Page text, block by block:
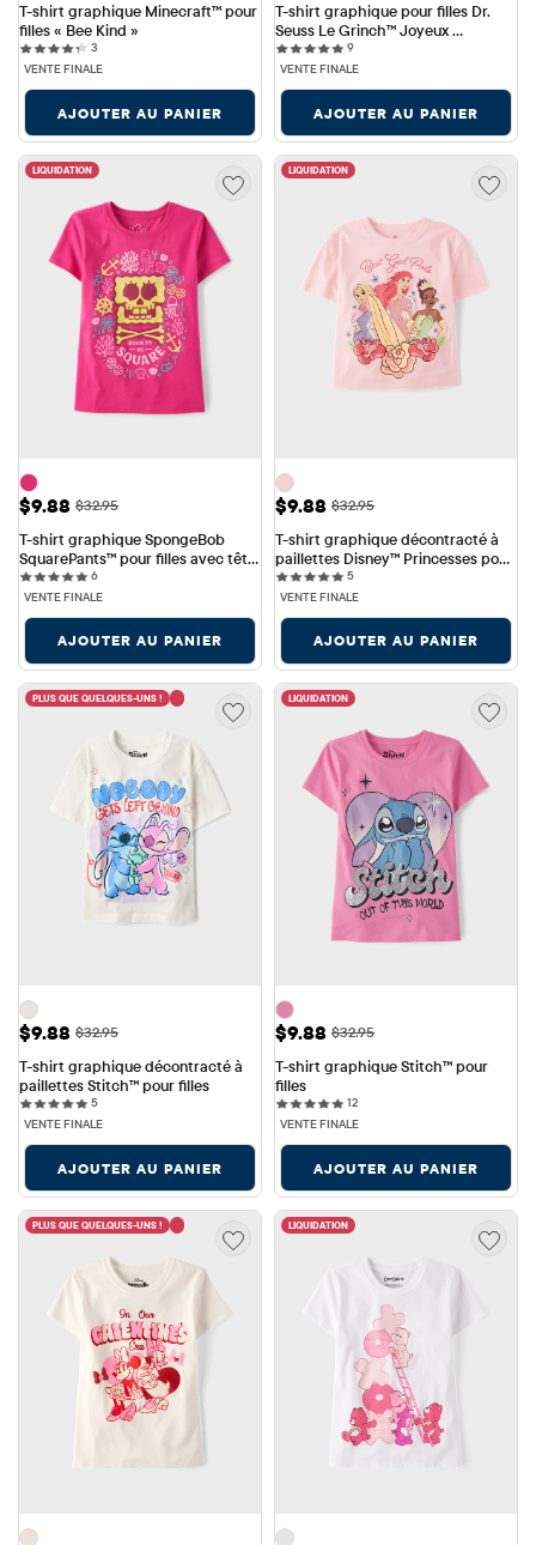
T-shirt graphique Minecraft™ pour
filles « Bee Kind »
33 reviews
VENTE FINALE
AJOUTER AU PANIER
T-shirt graphique pour filles Dr.
Seuss Le Grinch™ Joyeux
Grinchmas99 reviews
VENTE FINALE
AJOUTER AU PANIER
LIQUIDATION
Prix ​​de vente: $9.88
$9.88 Prix ​​d'origine: $32.95
$32.95
T-shirt graphique SpongeBob
SquarePants™ pour filles avec tête
de mort et os croisés
66 reviews
VENTE FINALE
AJOUTER AU PANIER
LIQUIDATION
Prix ​​de vente: $9.88
$9.88 Prix ​​d'origine: $32.95
$32.95
T-shirt graphique décontracté à
paillettes Disney™ Princesses pour
filles
55 reviews
VENTE FINALE
AJOUTER AU PANIER
PLUS QUE QUELQUES-UNS !
Prix ​​de vente: $9.88
$9.88 Prix ​​d'origine: $32.95
$32.95
T-shirt graphique décontracté à
paillettes Stitch™ pour filles
55 reviews
VENTE FINALE
AJOUTER AU PANIER
LIQUIDATION
Prix ​​de vente: $9.88
$9.88 Prix ​​d'origine: $32.95
$32.95
T-shirt graphique Stitch™ pour
filles
1212 reviews
VENTE FINALE
AJOUTER AU PANIER
PLUS QUE QUELQUES-UNS ! LIQUIDATION